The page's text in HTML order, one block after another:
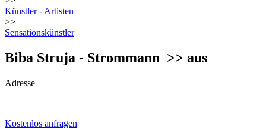
Künstler - Artisten
>>
Sensationskünstler
Biba Struja - Strommann >> aus
Adresse
Kostenlos anfragen